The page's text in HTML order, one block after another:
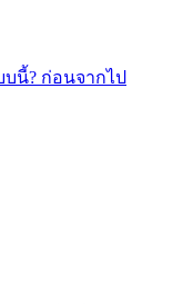
บนี้? ก่อนจากไป